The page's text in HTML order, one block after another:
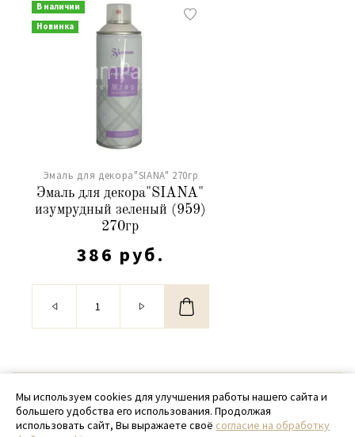
В наличии
Новинка
Эмаль для декора"SIANA" 270гр
Эмаль для декора"SIANA"
изумрудный зеленый (959)
270гр
386 руб.
© 2020 - 2026 SamPack
+ 7 (918) 699-97-87
Мы используем cookies для улучшения работы нашего сайта и
большего удобства его использования. Продолжая
использовать сайт, Вы выражаете своё согласие на обработку